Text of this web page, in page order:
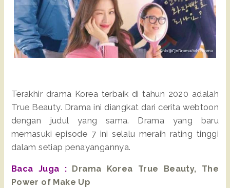
Terakhir drama Korea terbaik di tahun 2020 adalah
True Beauty. Drama ini diangkat dari cerita webtoon
dengan judul yang sama. Drama yang baru
memasuki episode 7 ini selalu meraih rating tinggi
dalam setiap penayangannya.
Baca Juga :
Drama Korea True Beauty, The
Power of Make Up